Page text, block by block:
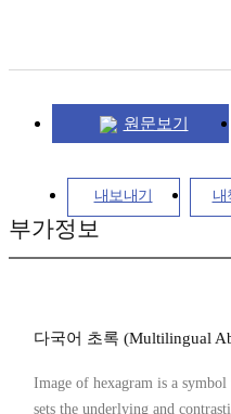
원문보기
내보내기 내
부가정보
다국어 초록 (Multilingual
Image of hexagram is a symbol
sets the underlying and